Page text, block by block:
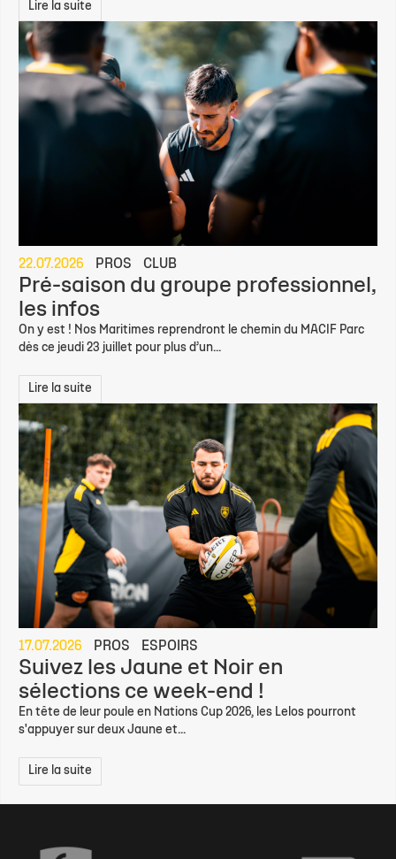
Lire la suite
22.07.2026 PROS CLUB
Pré-saison du groupe professionnel,
les infos
On y est ! Nos Maritimes reprendront le chemin du MACIF Parc
dès ce jeudi 23 juillet pour plus d’un...
Lire la suite
17.07.2026 PROS ESPOIRS
Suivez les Jaune et Noir en
sélections ce week-end !
En tête de leur poule en Nations Cup 2026, les Lelos pourront
s'appuyer sur deux Jaune et...
Lire la suite